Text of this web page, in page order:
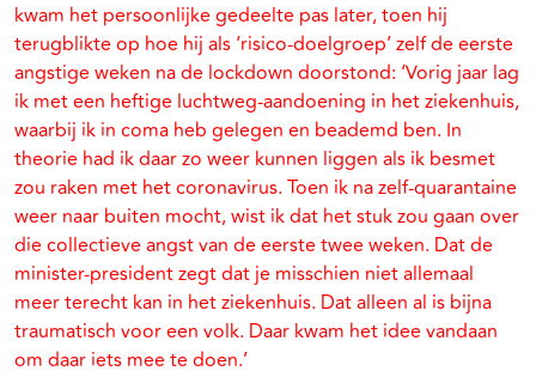
kwam het persoonlijke gedeelte pas later, toen hij
terugblikte op hoe hij als ‘risico-doelgroep’ zelf de eerste
angstige weken na de lockdown doorstond: ‘Vorig jaar lag
ik met een heftige luchtweg-aandoening in het ziekenhuis,
waarbij ik in coma heb gelegen en beademd ben. In
theorie had ik daar zo weer kunnen liggen als ik besmet
zou raken met het coronavirus. Toen ik na zelf-quarantaine
weer naar buiten mocht, wist ik dat het stuk zou gaan over
die collectieve angst van de eerste twee weken. Dat de
minister-president zegt dat je misschien niet allemaal
meer terecht kan in het ziekenhuis. Dat alleen al is bijna
traumatisch voor een volk. Daar kwam het idee vandaan
om daar iets mee te doen.’